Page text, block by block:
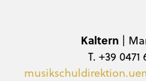
Kaltern |
T. +39 0471